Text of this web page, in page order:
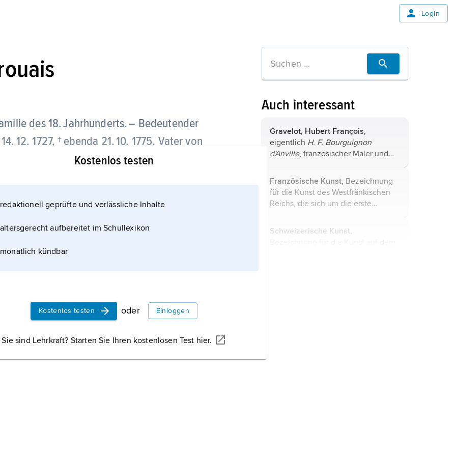
Login
des 18. Jahrhunderts. – Bedeutender
12. 1727, † ebenda 21. 10. 1775, Vater von
Kinderporträts in zarter Farbgebung und von
Kostenlos testen
redaktionell geprüfte und verlässliche Inhalte
altersgerecht aufbereitet im Schullexikon
monatlich kündbar
Kostenlos testen oder Einloggen
Sie sind Lehrkraft? Starten Sie Ihren kostenlosen Test hier.
Auch interessant
Gravelot, Hubert François,
eigentlich H. F. Bourguignon
d'Anville, französischer Maler und
ebenda 19. 4. 1773; Schüler von
Boucher . 1732–45 lebte er in
London, wo ...
Französische Kunst, Bezeichnung
für die Kunst des Westfränkischen
Reichs, die sich um die erste
deutschen Kunst abzuheben
Schweizerische Kunst,